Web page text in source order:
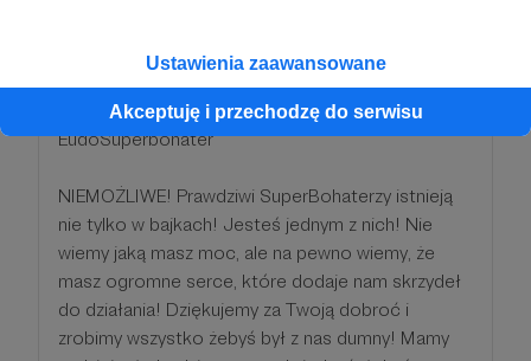
Ustawienia zaawansowane
Akceptuję i przechodzę do serwisu
100 zł miesięcznie
EudoSuperbohater
NIEMOŻLIWE! Prawdziwi SuperBohaterzy istnieją
nie tylko w bajkach! Jesteś jednym z nich! Nie
wiemy jaką masz moc, ale na pewno wiemy, że
masz ogromne serce, które dodaje nam skrzydeł
do działania! Dziękujemy za Twoją dobroć i
zrobimy wszystko żebyś był z nas dumny! Mamy